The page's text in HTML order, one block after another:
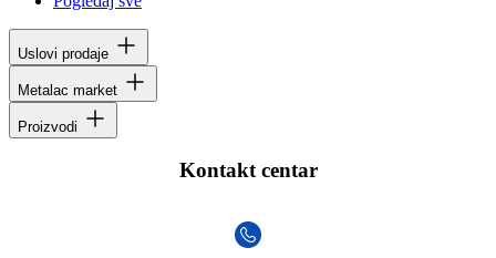
Uslovi prodaje
Metalac market
Proizvodi
Kontakt centar